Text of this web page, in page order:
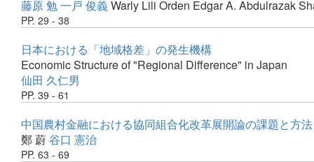
藤原 勉一戸 俊義Warly Lili Orden Edgar A. Abdulrazak
PP. 29 - 38
日本における「地域格差」の発生機構
Economic Structure of "Regional Difference" in Japan
仙田 久仁男
PP. 39 - 61
中国農村金融における協同組合化改革展開論の課題と方
鄭 蔚谷口 憲治
PP. 63 - 69